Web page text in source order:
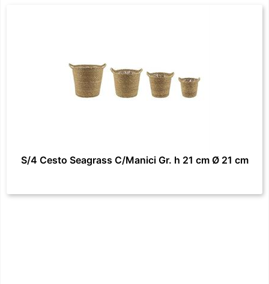
S/4 Cesto Seagrass C/Manici Gr. h 21 cm Ø 21 cm